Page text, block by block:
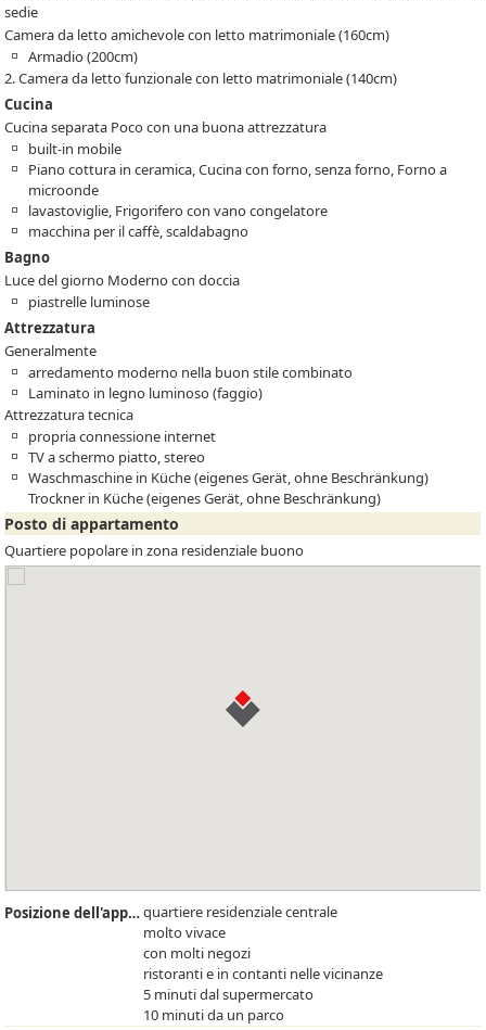
sedie
Camera da letto amichevole con letto matrimoniale (160cm)
Armadio (200cm)
2. Camera da letto funzionale con letto matrimoniale (140cm)
Cucina
Cucina separata Poco con una buona attrezzatura
built-in mobile
Piano cottura in ceramica, Cucina con forno, senza forno, Forno a
microonde
lavastoviglie, Frigorifero con vano congelatore
macchina per il caffè, scaldabagno
Bagno
Luce del giorno Moderno con doccia
piastrelle luminose
Attrezzatura
Generalmente
arredamento moderno nella buon stile combinato
Laminato in legno luminoso (faggio)
Attrezzatura tecnica
propria connessione internet
TV a schermo piatto, stereo
Waschmaschine in Küche (eigenes Gerät, ohne Beschränkung)
Trockner in Küche (eigenes Gerät, ohne Beschränkung)
Posto di appartamento
Quartiere popolare in zona residenziale buono
Posizione dell'appartamentoquartiere residenziale centrale
molto vivace
con molti negozi
ristoranti e in contanti nelle vicinanze
5 minuti dal supermercato
10 minuti da un parco